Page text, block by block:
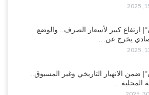
ارتفاع كبير لأسعار الصرف.. والوضع
يخرج عن…
ضمن الانهيار التاريخي وغير المسبوق..
المحلية…